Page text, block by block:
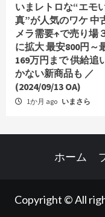
いまレトロな“エモ
真”が人気のワケ 中
メラ需要↑で売り場
に拡大 最安800円～
169万円まで 供給追
かない新商品も ／
(2024/09/13 OA)
1か月 ago いまさら
ホーム
Copyright © All